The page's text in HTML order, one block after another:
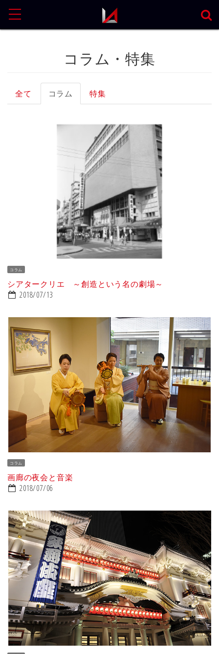
MENU
コラム・特集
全て コラム 特集
コラム
シアタークリエ ～創造という名の劇場～
2018/07/13
コラム
画廊の夜会と音楽
2018/07/06